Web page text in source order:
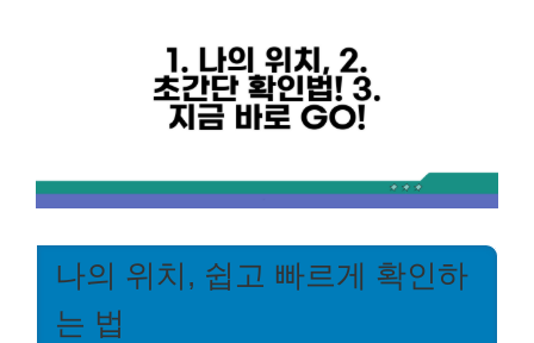
나의 위치, 쉽고 빠르게 확인하
는 법